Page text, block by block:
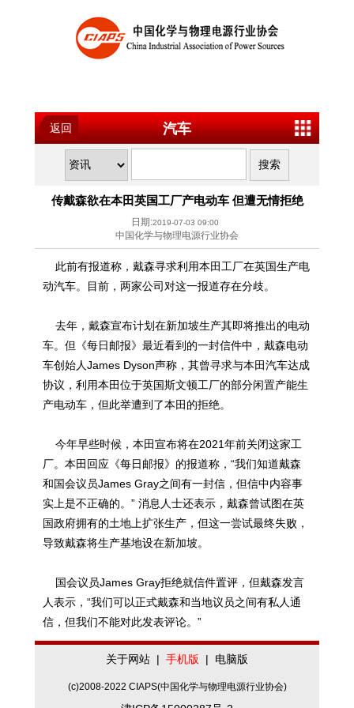
返回 汽车
传戴森欲在本田英国工厂产电动车 但遭无情拒绝
日期:2019-07-03 09:00
中国化学与物理电源行业协会
此前有报道称，戴森寻求利用本田工厂在英国生产电
动汽车。目前，两家公司对这一报道存在分歧。
去年，戴森宣布计划在新加坡生产其即将推出的电动
车。但《每日邮报》最近看到的一封信件中，戴森电动
车创始人James Dyson声称，其曾寻求与本田汽车达成
协议，利用本田位于英国斯文顿工厂的部分闲置产能生
产电动车，但此举遭到了本田的拒绝。
今年早些时候，本田宣布将在2021年前关闭这家工
厂。本田回应《每日邮报》的报道称，“我们知道戴森
和国会议员James Gray之间有一封信，但信中内容事
实上是不正确的。” 消息人士还表示，戴森曾试图在英
国政府拥有的土地上扩张生产，但这一尝试最终失败，
导致戴森将生产基地设在新加坡。
国会议员James Gray拒绝就信件置评，但戴森发言
人表示，“我们可以正式戴森和当地议员之间有私人通
信，但我们不能对此发表评论。”
关于网站 | 手机版 | 电脑版
(c)2008-2022 CIAPS(中国化学与物理电源行业协会)